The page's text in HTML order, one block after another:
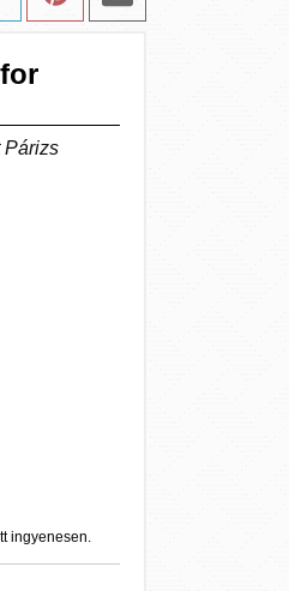
Párizs
ingyenesen.